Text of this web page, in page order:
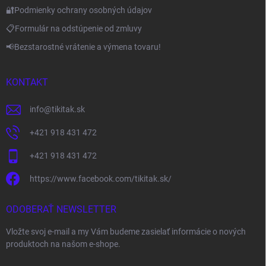
🔐Podmienky ochrany osobných údajov
📋Formulár na odstúpenie od zmluvy
📢Bezstarostné vrátenie a výmena tovaru!
KONTAKT
info@tikitak.sk
+421 918 431 472
+421 918 431 472
https://www.facebook.com/tikitak.sk/
ODOBERAŤ NEWSLETTER
Vložte svoj e-mail a my Vám budeme zasielať informácie o nových
produktoch na našom e-shope.